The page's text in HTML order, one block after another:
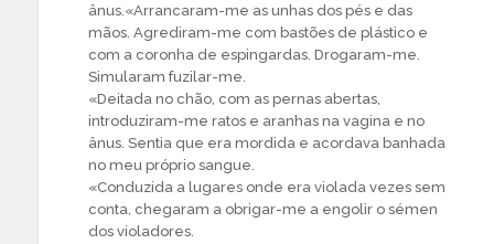
ânus.«Arrancaram-me as unhas dos pés e das
mãos. Agrediram-me com bastões de plástico e
com a coronha de espingardas. Drogaram-me.
Simularam fuzilar-me.
«Deitada no chão, com as pernas abertas,
introduziram-me ratos e aranhas na vagina e no
ânus. Sentia que era mordida e acordava banhada
no meu próprio sangue.
«Conduzida a lugares onde era violada vezes sem
conta, chegaram a obrigar-me a engolir o sémen
dos violadores.